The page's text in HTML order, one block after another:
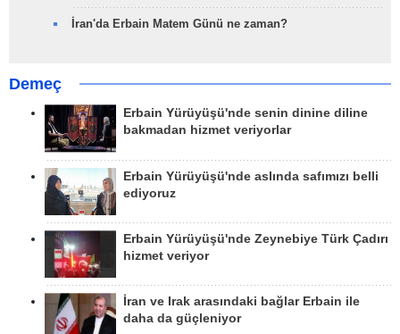
İran'da Erbain Matem Günü ne zaman?
Demeç
Erbain Yürüyüşü'nde senin dinine diline
bakmadan hizmet veriyorlar
Erbain Yürüyüşü'nde aslında safımızı belli
ediyoruz
Erbain Yürüyüşü'nde Zeynebiye Türk Çadırı
hizmet veriyor
İran ve Irak arasındaki bağlar Erbain ile
daha da güçleniyor